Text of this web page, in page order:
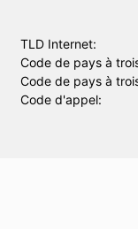
TLD Internet:
Code de pays à
Code de pays à
Code d'appel: